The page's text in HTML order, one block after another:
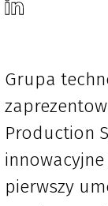
Grupa
Production
pierwszy